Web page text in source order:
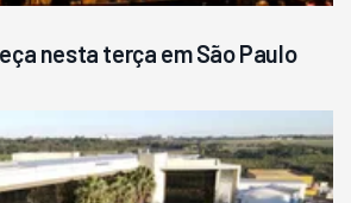
nesta terça em São Paulo